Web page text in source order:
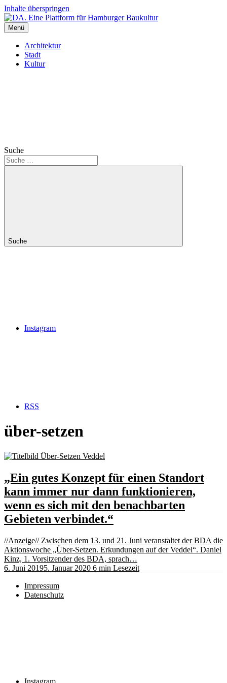
Inhalte überspringen
DA. Eine Plattform für Hamburger Baukultur
Menü
Architektur
Stadt
Kultur
Suche
Suche
Instagram
RSS
über-setzen
„Ein gutes Konzept für einen Standort
kann immer nur dann funktionieren,
wenn es sich mit den benachbarten
Gebieten verbindet.“
//Anzeige// Zwischen dem 13. und 21. Juni veranstaltet der BDA die
Aktionswoche „Über-Setzen. Erkundungen auf der Veddel“. Daniel
Kinz, 1. Vorsitzender des BDA, sprach…
6. Juni 20195. Januar 2020 6 min Lesezeit
Impressum
Datenschutz
Instagram